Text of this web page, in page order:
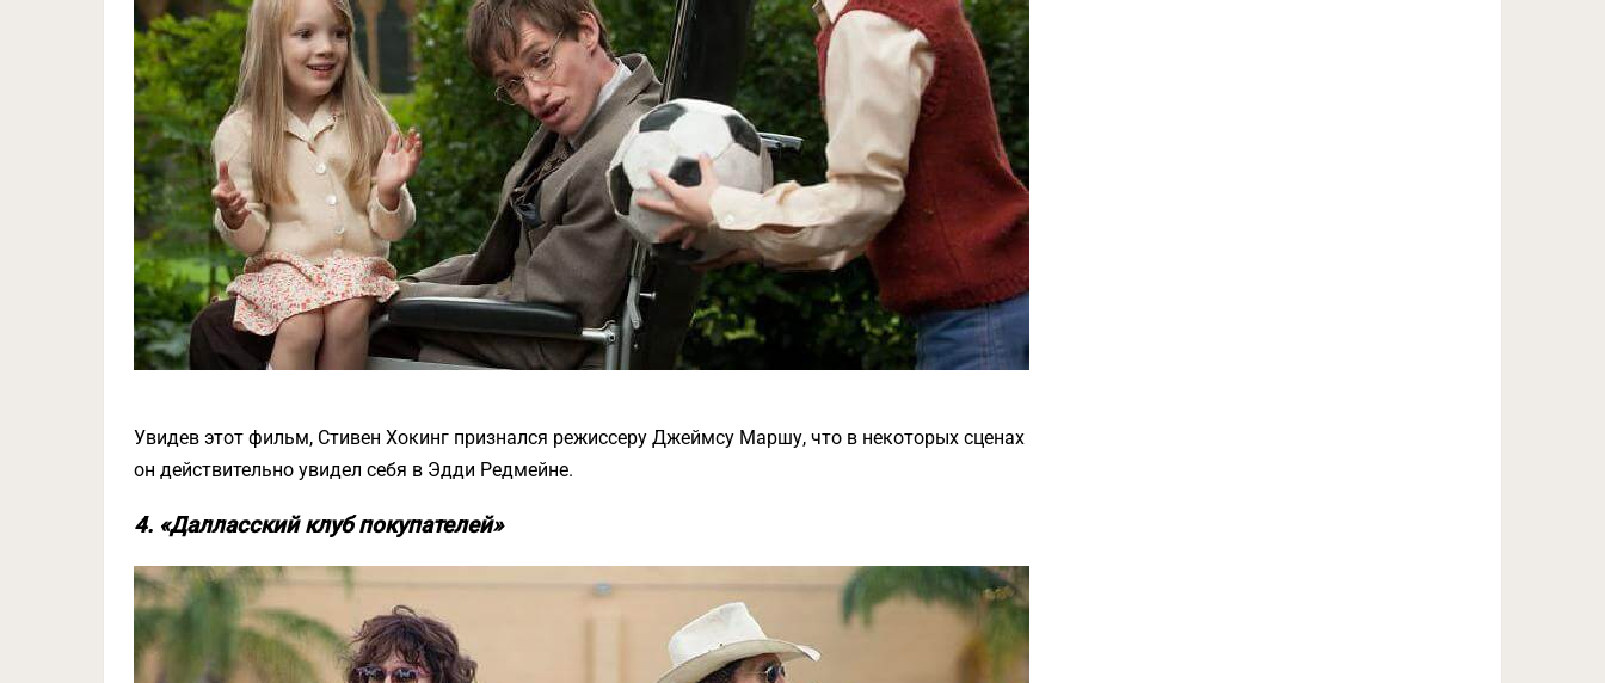
Увидев этот фильм, Стивен Хокинг признался режиссеру Джеймсу Маршу, что в некоторых сценах
он действительно увидел себя в Эдди Редмейне.
4. «Далласский клуб покупателей»